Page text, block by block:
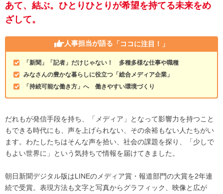
あて、結ぶ。ひとりひとりが希望を持てる未来をめ
ざして。
人事担当が語る 「ココに注目！」
「新聞」「記者」だけじゃない！ 多種多様な仕事や職種
みなさんの豊かな暮らしに役立つ「総合メディア企業」
「持続可能な働き方」へ 働きやすい環境づくり
だれもが発信手段を持ち、「メディア」となって影響力を持つこと
もできる時代にも、声を上げられない、その余裕もない人たちがい
ます。わたしたちはそんな声を拾い、社会の課題を探り、「少しで
もよい世界に」という気持ちで情報を届けてきました。
朝日新聞デジタル版はLINEのメディア賞・報道部門の大賞を2年連
続で受賞。表現方法も文字と写真からグラフィック、映像と広が